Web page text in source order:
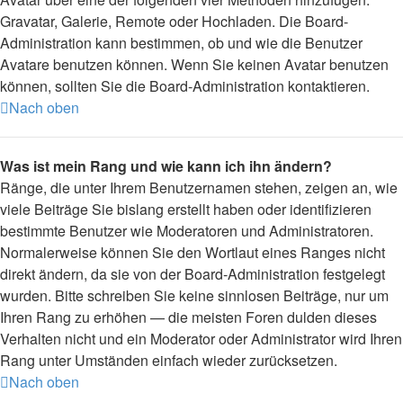
Gravatar, Galerie, Remote oder Hochladen. Die Board-
Administration kann bestimmen, ob und wie die Benutzer
Avatare benutzen können. Wenn Sie keinen Avatar benutzen
können, sollten Sie die Board-Administration kontaktieren.
Nach oben
Was ist mein Rang und wie kann ich ihn ändern?
Ränge, die unter Ihrem Benutzernamen stehen, zeigen an, wie
viele Beiträge Sie bislang erstellt haben oder identifizieren
bestimmte Benutzer wie Moderatoren und Administratoren.
Normalerweise können Sie den Wortlaut eines Ranges nicht
direkt ändern, da sie von der Board-Administration festgelegt
wurden. Bitte schreiben Sie keine sinnlosen Beiträge, nur um
Ihren Rang zu erhöhen — die meisten Foren dulden dieses
Verhalten nicht und ein Moderator oder Administrator wird Ihren
Rang unter Umständen einfach wieder zurücksetzen.
Nach oben